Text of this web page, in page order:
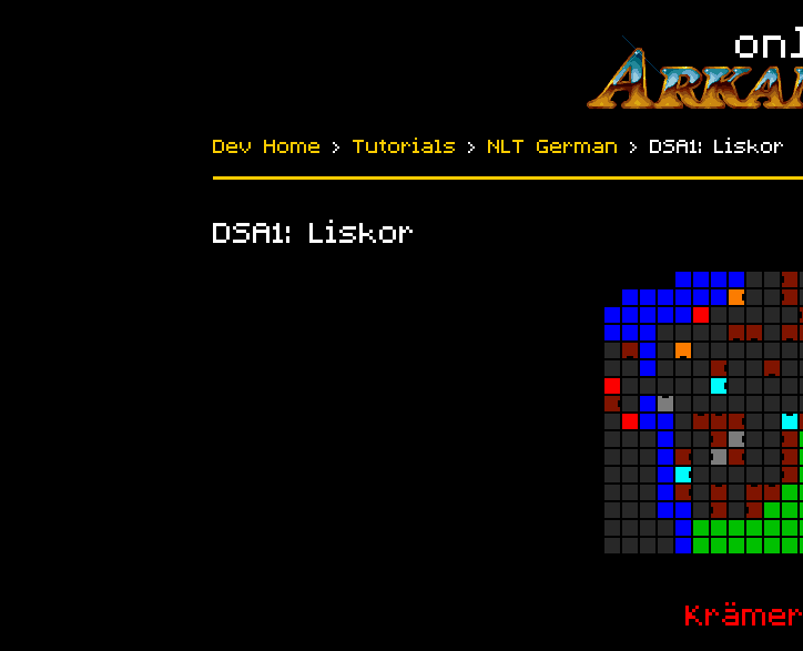
Dev Home › Tutorials › NLT German › DSA1: Liskor
DSA1: Liskor
Krämer